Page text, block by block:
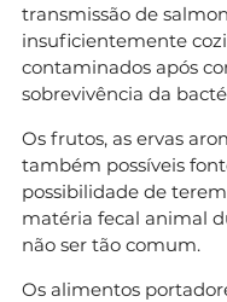
transmissão de
insuficientemente
contaminados após
sobrevivência da
Os frutos, as ervas
também possíveis
possibilidade de
matéria fecal animal
não ser tão comum.
Os alimentos